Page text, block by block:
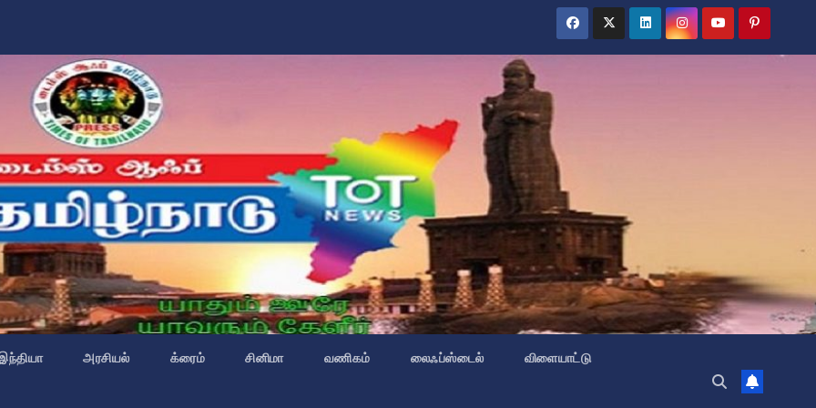
அரசியல் க்ரைம் சினிமா வணிகம் லைஃப்ஸ்டைல் விளையாட்டு